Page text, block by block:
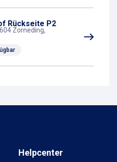
Rückseite P2
Zorneding,
Helpcenter